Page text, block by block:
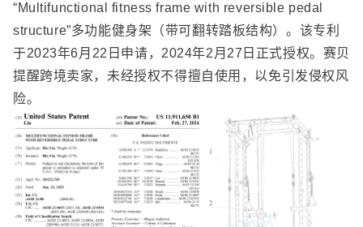
“Multifunctional fitness frame with reversible pedal
structure”多功能健身架（带可翻转踏板结构）。该专利
于2023年6月 22 日申请， 2024年2 月 27 日正式授权。赛贝
提醒跨境卖家，未经授权不得擅自使用，以免引发侵权风
险。